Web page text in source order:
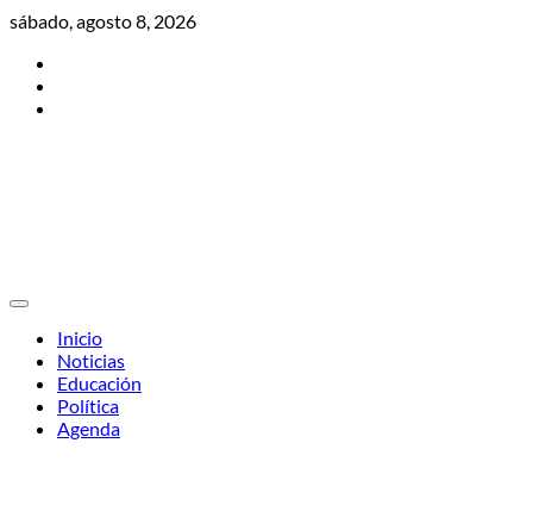
Skip
content
sábado, agosto 8, 2026
Inicio
Noticias
Educación
Política
Agenda